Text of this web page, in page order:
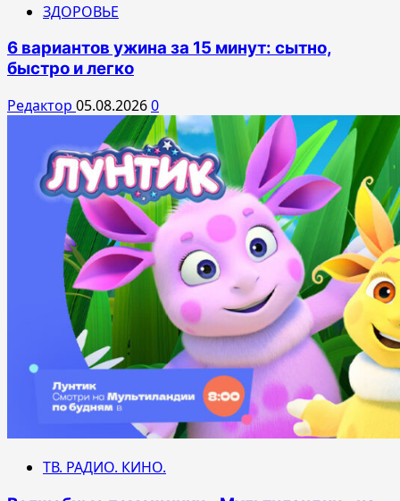
ЗДОРОВЬЕ
6 вариантов ужина за 15 минут: сытно,
быстро и легко
Редактор 05.08.20260
ТВ. РАДИО. КИНО.